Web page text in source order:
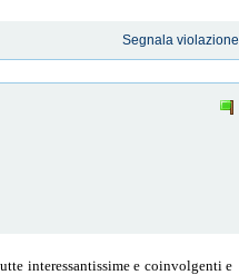
Segnala violazione
interessantissime e coinvolgenti e